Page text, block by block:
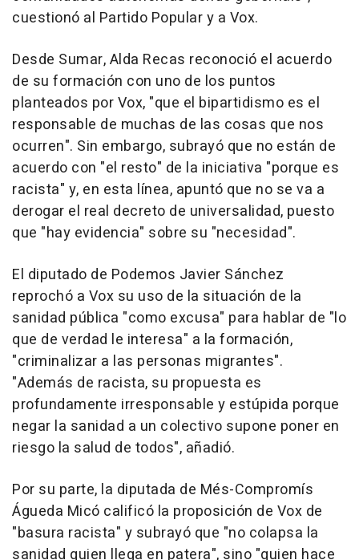
cuestionó al Partido Popular y a Vox.
Desde Sumar, Alda Recas reconoció el acuerdo
de su formación con uno de los puntos
planteados por Vox, "que el bipartidismo es el
responsable de muchas de las cosas que nos
ocurren". Sin embargo, subrayó que no están de
acuerdo con "el resto" de la iniciativa "porque es
racista" y, en esta línea, apuntó que no se va a
derogar el real decreto de universalidad, puesto
que "hay evidencia" sobre su "necesidad".
El diputado de Podemos Javier Sánchez
reprochó a Vox su uso de la situación de la
sanidad pública "como excusa" para hablar de "lo
que de verdad le interesa" a la formación,
"criminalizar a las personas migrantes".
"Además de racista, su propuesta es
profundamente irresponsable y estúpida porque
negar la sanidad a un colectivo supone poner en
riesgo la salud de todos", añadió.
Por su parte, la diputada de Més-Compromís
Águeda Micó calificó la proposición de Vox de
"basura racista" y subrayó que "no colapsa la
sanidad quien llega en patera", sino "quien hace